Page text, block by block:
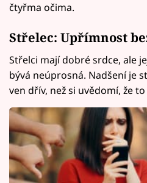
čtyřma očima.
Střelec: Upřímnost
Střelci mají dobré srdce, ale
bývá neúprosná. Nadšení je
ven dřív, než si uvědomí, že